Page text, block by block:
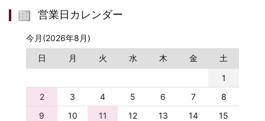
営業日カレンダー
今月(2026年8月)
日
月 火 水 木 金
土
1
2
3 4 5 6 7
8
9
10 11 12 13 14
15